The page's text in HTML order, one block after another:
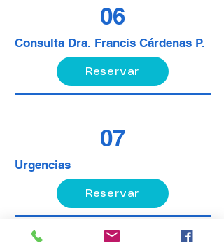
06
Consulta Dra. Francis Cárdenas P.
Reservar
07
Urgencias
Reservar